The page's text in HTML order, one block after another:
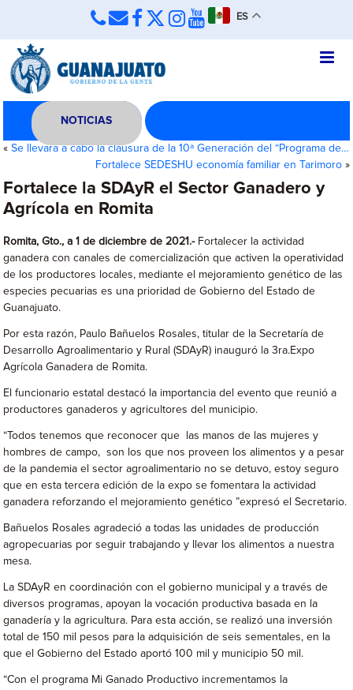
ES
NOTICIAS
«Se llevará a cabo la clausura de la 10ª Generación del “Programa de…
Fortalece SEDESHU economía familiar en Tarimoro»
Fortalece la SDAyR el Sector Ganadero y
Agrícola en Romita
Romita, Gto., a 1 de diciembre de 2021.-Fortalecer la actividad
ganadera con canales de comercialización que activen la operatividad
de los productores locales, mediante el mejoramiento genético de las
especies pecuarias es una prioridad de Gobierno del Estado de
Guanajuato.
Por esta razón, Paulo Bañuelos Rosales, titular de la Secretaría de
Desarrollo Agroalimentario y Rural (SDAyR) inauguró la 3ra.Expo
Agrícola Ganadera de Romita.
El funcionario estatal destacó la importancia del evento que reunió a
productores ganaderos y agricultores del municipio.
“Todos tenemos que reconocer que las manos de las mujeres y
hombres de campo, son los que nos proveen los alimentos y a pesar
de la pandemia el sector agroalimentario no se detuvo, estoy seguro
que en esta tercera edición de la expo se fomentara la actividad
ganadera reforzando el mejoramiento genético ”expresó el Secretario.
Bañuelos Rosales agradeció a todas las unidades de producción
agropecuarias por seguir trabajando y llevar los alimentos a nuestra
mesa.
La SDAyR en coordinación con el gobierno municipal y a través de
diversos programas, apoyan la vocación productiva basada en la
ganadería y la agricultura. Para esta acción, se realizó una inversión
total de 150 mil pesos para la adquisición de seis sementales, en la
que el Gobierno del Estado aportó 100 mil y municipio 50 mil.
“Con el programa Mi Ganado Productivo incrementamos la